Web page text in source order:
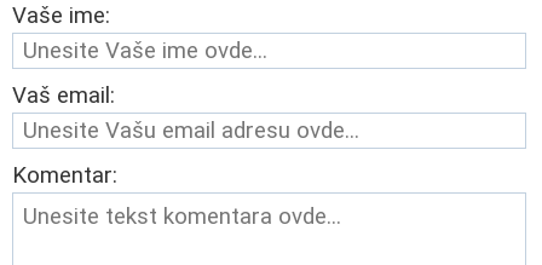
Vaše ime:
Vaš email:
Komentar: